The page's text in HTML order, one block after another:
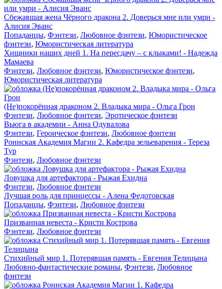
Сбежавшая жена Чёрного дракона 2. Доверься мне или умри -
Алисия Эванс
Попаданцы, Фэнтези, Любовное фэнтези, Юмористическое
фэнтези, Юмористическая литература
Хищники наших дней 1. На пересдачу – с клыками! - Надежда
Мамаева
Фэнтези, Любовное фэнтези, Юмористическое фэнтези,
Юмористическая литература
(Не)покорённая драконом 2. Владыка мира - Ольга Грон
Фэнтези, Любовное фэнтези, Эротическое фэнтези
Вьюга в академии - Анна Одувалова
Фэнтези, Героическое фэнтези, Любовное фэнтези
Роннская Академия Магии 2. Кафедра зельеварения - Тереза
Тур
Фэнтези, Любовное фэнтези
Ловушка для артефактора - Рыжая Ехидна
Фэнтези, Любовное фэнтези
Лучшая роль для принцессы - Алена Федотовская
Попаданцы, Фэнтези, Любовное фэнтези
Призванная невеста - Кристи Кострова
Фэнтези, Любовное фэнтези
Стихийный мир 1. Потерявшая память - Евгения Телицына
Любовно-фантастические романы, Фэнтези, Любовное
фэнтези